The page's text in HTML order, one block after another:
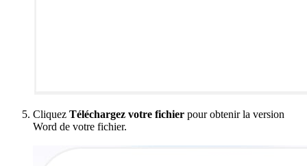
Cliquez Téléchargez votre fichier pour obtenir la version
Word de votre fichier.